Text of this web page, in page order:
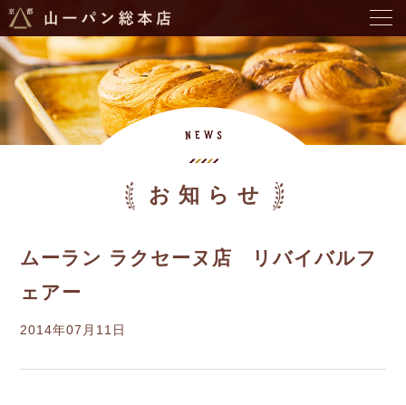
お知らせ
ムーラン ラクセーヌ店 リバイバルフ
ェアー
2014年07月11日